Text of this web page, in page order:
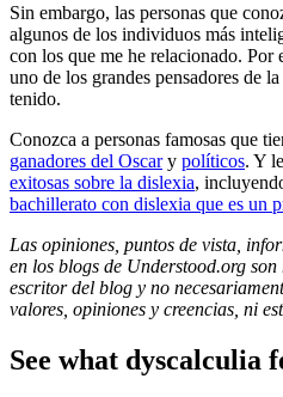
Sin embargo, las personas que
algunos de los individuos más
con los que me he relacionado. Por
uno de los grandes pensadores de
tenido.
Conozca a personas famosas que
ganadores del Oscary políticos. Y
exitosas sobre la dislexia,
bachillerato con dislexia que es un
Las opiniones, puntos de vista,
en los blogs de Understood.org
escritor del blog y no
valores, opiniones y creencias, ni
See what dyscalculia